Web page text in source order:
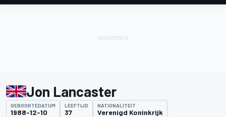
Jon Lancaster
GEBOORTEDATUM
1988-12-10
LEEFTIJD
37
NATIONALITEIT
Verenigd Koninkrijk